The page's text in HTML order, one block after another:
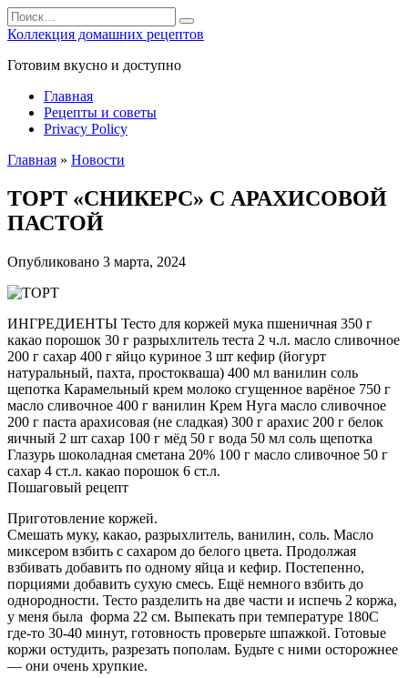
Перейти
к
содержанию
Search
for:
Коллекция домашних рецептов
Готовим вкусно и доступно
Главная
Рецепты и советы
Privacy Policy
Главная » Новости
ТОРТ «СНИКЕРС» С АРАХИСОВОЙ
ПАСТОЙ
Опубликовано 3 марта, 2024
ИНГРЕДИЕНТЫ Тесто для коржей мука пшеничная 350 г
какао порошок 30 г разрыхлитель теста 2 ч.л. масло сливочное
200 г сахар 400 г яйцо куриное 3 шт кефир (йогурт
натуральный, пахта, простокваша) 400 мл ванилин соль
щепотка Карамельный крем молоко сгущенное варёное 750 г
масло сливочное 400 г ванилин Крем Нуга масло сливочное
200 г паста арахисовая (не сладкая) 300 г арахис 200 г белок
яичный 2 шт сахар 100 г мёд 50 г вода 50 мл соль щепотка
Глазурь шоколадная сметана 20% 100 г масло сливочное 50 г
сахар 4 ст.л. какао порошок 6 ст.л.
Пошаговый рецепт
Приготовление коржей.
Смешать муку, какао, разрыхлитель, ванилин, соль. Масло
миксером взбить с сахаром до белого цвета. Продолжая
взбивать добавить по одному яйца и кефир. Постепенно,
порциями добавить сухую смесь. Ещё немного взбить до
однородности. Тесто разделить на две части и испечь 2 коржа,
у меня была форма 22 см. Выпекать при температуре 180С
где-то 30-40 минут, готовность проверьте шпажкой. Готовые
коржи остудить, разрезать пополам. Будьте с ними осторожнее
— они очень хрупкие.